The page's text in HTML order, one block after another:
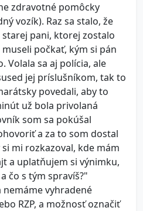
zdravotné pomôcky
vozík). Raz sa stalo, že
pani, ktorej zostalo
počkať, kým si pán
Volala sa aj polícia, ale
jej príslušníkom, tak to
povedali, aby to
už bola privolaná
som sa pokúšal
a za to som dostal
mi rozkazoval, kde mám
a uplatňujem si výnimku,
čo s tým spravíš?"
vyhradené
RZP, a možnosť označiť